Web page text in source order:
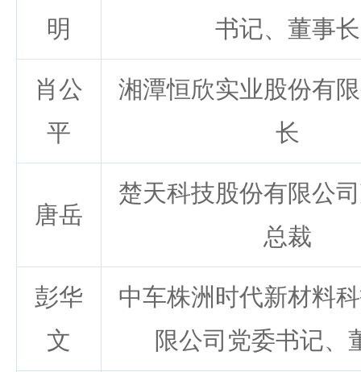
明
书记、董事长
肖公
平
湘潭恒欣实业股份有
长
唐岳
楚天科技股份有限公
总裁
彭华
文
中车株洲时代新材料
限公司党委书记、